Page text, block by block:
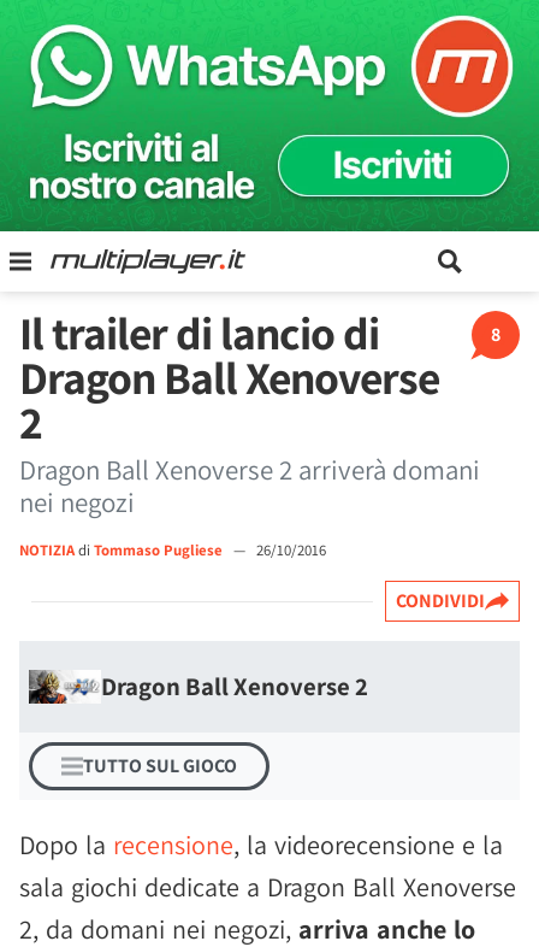
8
Il trailer di lancio di
Dragon Ball Xenoverse
2
Dragon Ball Xenoverse 2 arriverà domani
nei negozi
NOTIZIAdi Tommaso Pugliese — 26/10/2016
CONDIVIDI
Dragon Ball Xenoverse 2
TUTTO SUL GIOCO
Dopo la recensione, la videorecensione e la
sala giochi dedicate a Dragon Ball Xenoverse
2, da domani nei negozi, arriva anche lo